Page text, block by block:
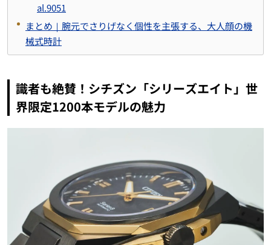
al.9051
まとめ｜腕元でさりげなく個性を主張する、大人顔の機
械式時計
識者も絶賛！シチズン「シリーズエイト」世
界限定1200本モデルの魅力